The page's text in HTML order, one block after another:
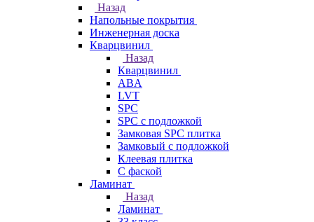
Назад
Напольные покрытия
Инженерная доска
Кварцвинил
Назад
Кварцвинил
ABA
LVT
SPC
SPC с подложкой
Замковая SPC плитка
Замковый с подложкой
Клеевая плитка
С фаской
Ламинат
Назад
Ламинат